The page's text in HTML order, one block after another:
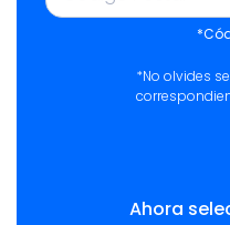
*No olvides
Ahora